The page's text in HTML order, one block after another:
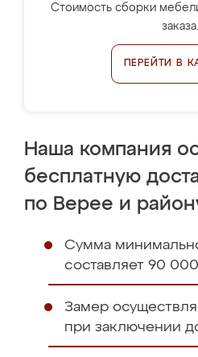
Стоимость сборки
заказа.
ПЕРЕЙТИ В
Наша компания
бесплатную
по Верее и
Сумма
составляет 90
Замер
при заключении